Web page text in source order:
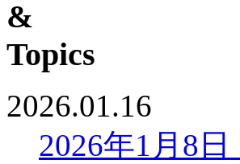
2026.01.16
2026年1月8